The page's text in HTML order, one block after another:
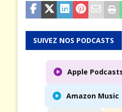
SUIVEZ NOS PODCASTS
Amazon Music